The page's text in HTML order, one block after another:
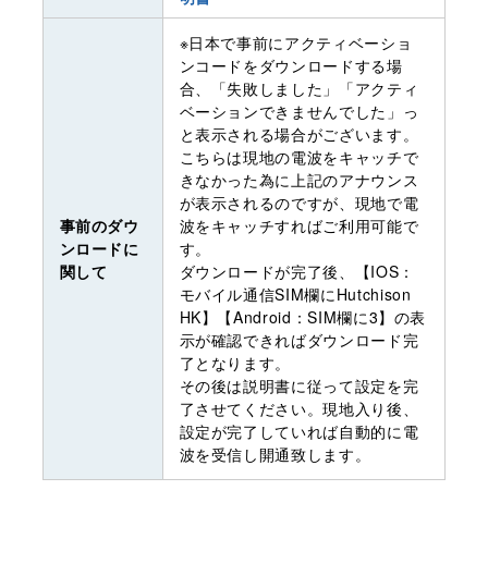
事前のダウ
ンロードに
関して
※日本で事前にアクティベーショ
ンコードをダウンロードする場
合、「失敗しました」「アクティ
ベーションできませんでした」っ
と表示される場合がございます。
こちらは現地の電波をキャッチで
きなかった為に上記のアナウンス
が表示されるのですが、現地で電
波をキャッチすればご利用可能で
す。
ダウンロードが完了後、【IOS：
モバイル通信SIM欄にHutchison
HK】【Android：SIM欄に3】の表
示が確認できればダウンロード完
了となります。
その後は説明書に従って設定を完
了させてください。現地入り後、
設定が完了していれば自動的に電
波を受信し開通致します。